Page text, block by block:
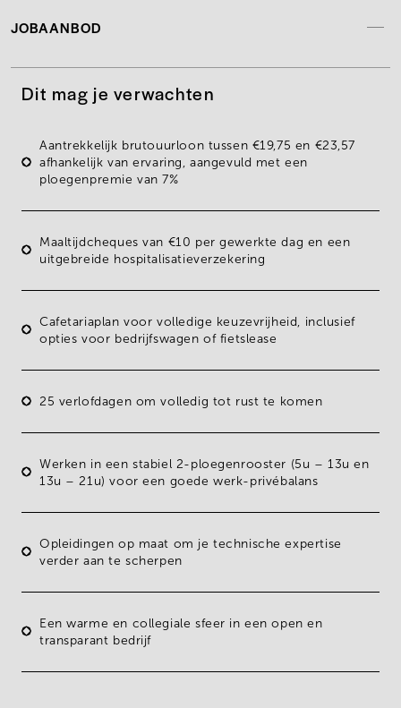
JOBAANBOD
Dit mag je verwachten
Aantrekkelijk brutouurloon tussen €19,75 en €23,57
afhankelijk van ervaring, aangevuld met een
ploegenpremie van 7%
Maaltijdcheques van €10 per gewerkte dag en een
uitgebreide hospitalisatieverzekering
Cafetariaplanvoor volledige keuzevrijheid, inclusief
opties voor bedrijfswagen of fietslease
25 verlofdagen om volledig tot rust te komen
Werken in een stabiel 2-ploegenrooster (5u – 13u en
13u – 21u) voor een goede werk-privébalans
Opleidingen op maat om je technische expertise
verder aan te scherpen
Eenwarme en collegiale sfeer in een open en
transparant bedrijf